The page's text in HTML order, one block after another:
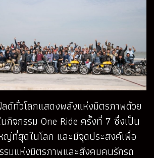
ด์ทั่วโลกแสดงพลังแห่งมิตรภาพด้วย
กิจกรรม One Ride ครั้งที่ 7 ซึ่งเป็น
ญ่ที่สุดในโลก และมีจุดประสงค์เพื่อ
รมแห่งมิตรภาพและสังคมคนรักรถ